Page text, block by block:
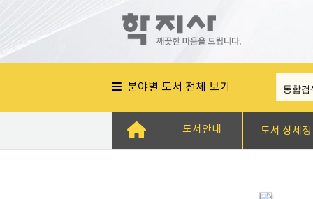
분야별 도서 전체 보기
도서안내 도서 상세